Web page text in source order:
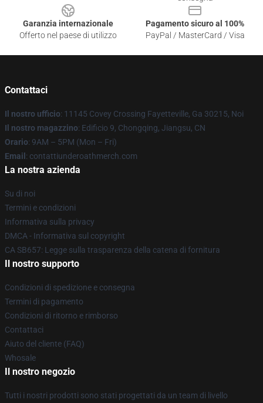
Garanzia internazionale
Offerto nel paese di utilizzo
Pagamento sicuro al 100%
PayPal / MasterCard / Visa
Contattaci
Il nostro ufficio: 11145 Covey Crossing Fayetteville, Ga 30215, Noi
Il nostro magazzino: Edificio 9, Chongqing, Jiangsu, CN
Orario: 9AM – 5PM (Mon – Fri)
Email : contattiunderoathmerch.com
La nostra azienda
Su di noi
Termini e condizioni
Informativa sulla privacy
DMCA - Informativa sul copyright
CA SB657: Legge sulla trasparenza della catena di fornitura
Il nostro supporto
Condizioni di spedizione e consegna
Termini di pagamento
Condizioni di ritorno e rimborso
Contattaci
Aiuto del cliente (FAQ)
Whosale
Il nostro negozio
Tutti i nostri prodotti sono stati progettati da un team di livello